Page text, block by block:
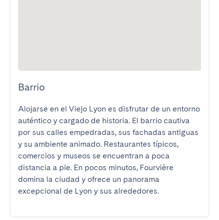
Barrio
Alojarse en el Viejo Lyon es disfrutar de un entorno
auténtico y cargado de historia. El barrio cautiva
por sus calles empedradas, sus fachadas antiguas
y su ambiente animado. Restaurantes típicos,
comercios y museos se encuentran a poca
distancia a pie. En pocos minutos, Fourvière
domina la ciudad y ofrece un panorama